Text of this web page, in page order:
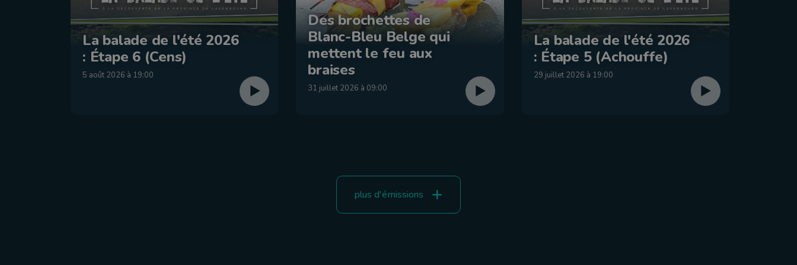
La balade de l'été 2026
: Étape 6 (Cens)
5 août 2026 à 19:00
Des brochettes de
Blanc-Bleu Belge qui
mettent le feu aux
braises
31 juillet 2026 à 09:00
La balade de l'été 2026
: Étape 5 (Achouffe)
29 juillet 2026 à 19:00
plus d'émissions